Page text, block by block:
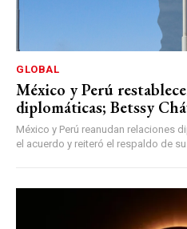
GLOBAL
México y Perú
diplomáticas; Betssy
México y Perú reanudan relaciones
el acuerdo y reiteró el respaldo de su